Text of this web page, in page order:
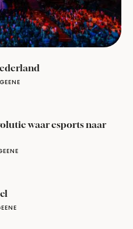
waar esports naar